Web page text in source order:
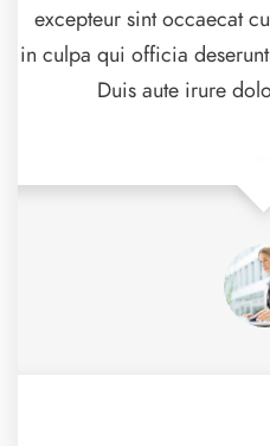
excepteur sint occaecat
in culpa qui officia
Duis aute irure